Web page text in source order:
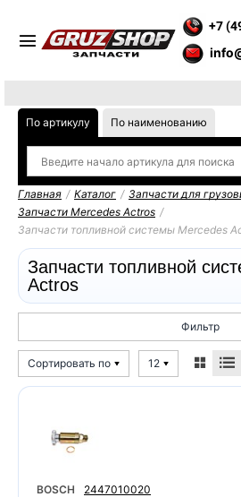
+7
По артикулу По наименованию
Главная / Каталог / Запчасти для
Запчасти Mercedes Actros /
Запчасти топливной системы Mercedes
Запчасти топливной
Actros
Фильтр
Сортировать по 12
BOSCH 2447010020